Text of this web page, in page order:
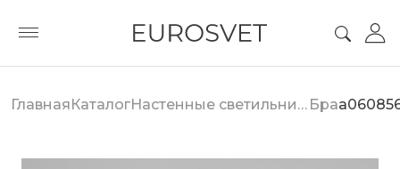
ГлавнаяКаталог Настенные светильники Бра